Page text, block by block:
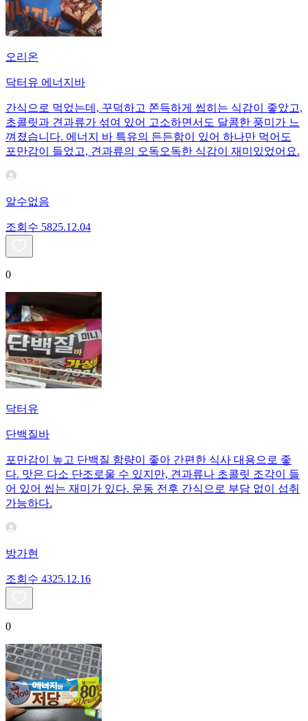
오리온
닥터유 에너지바
간식으로 먹었는데, 꾸덕하고 쫀득하게 씹히는 식감이 좋았고,
초콜릿과 견과류가 섞여 있어 고소하면서도 달콤한 풍미가 느
껴졌습니다. 에너지 바 특유의 든든함이 있어 하나만 먹어도
포만감이 들었고, 견과류의 오독오독한 식감이 재미있었어요.
알수없음
조회수 5825.12.04
0
닥터유
단백질바
포만감이 높고 단백질 함량이 좋아 간편한 식사 대용으로 좋
다. 맛은 다소 단조로울 수 있지만, 견과류나 초콜릿 조각이 들
어 있어 씹는 재미가 있다. 운동 전후 간식으로 부담 없이 섭취
가능하다.
방가현
조회수 4325.12.16
0